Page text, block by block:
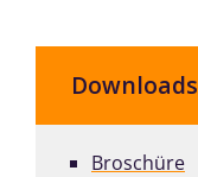
Downloads
Broschüre